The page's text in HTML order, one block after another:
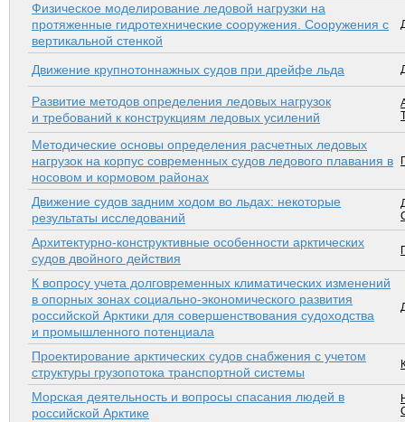
Физическое моделирование ледовой нагрузки на
протяженные гидротехнические сооружения. Сооружения с
вертикальной стенкой
Движение крупнотоннажных судов при дрейфе льда
Развитие методов определения ледовых нагрузок
и требований к конструкциям ледовых усилений
Методические основы определения расчетных ледовых
нагрузок на корпус современных судов ледового плавания в
носовом и кормовом районах
Движение судов задним ходом во льдах: некоторые
результаты исследований
Архитектурно-конструктивные особенности арктических
судов двойного действия
К вопросу учета долговременных климатических изменений
в опорных зонах социально-экономического развития
российской Арк­тики для совершенствования судоходства
и промышленного потенциала
Проектирование арк­тических судов снабжения с учетом
структуры грузопотока транспортной системы
Морская деятельность и вопросы спасания людей в
российской Арктике